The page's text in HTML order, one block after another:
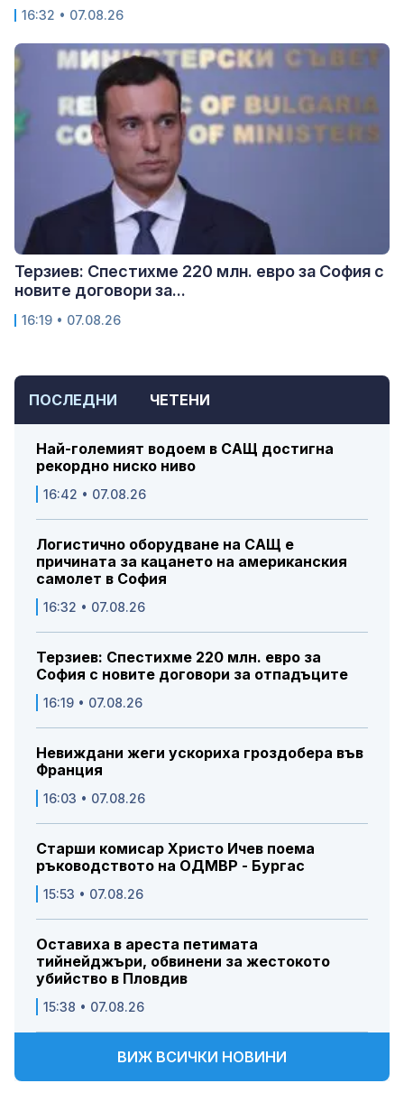
ПОСЛЕДНИ ЧЕТЕНИ
Най-големият водоем в САЩ достигна
рекордно ниско ниво
16:42 • 07.08.26
Логистично оборудване на САЩ е
причината за кацането на американския
самолет в София
16:32 • 07.08.26
Терзиев: Спестихме 220 млн. евро за
София с новите договори за отпадъците
16:19 • 07.08.26
Невиждани жеги ускориха гроздобера във
Франция
16:03 • 07.08.26
Старши комисар Христо Ичев поема
ръководството на ОДМВР - Бургас
15:53 • 07.08.26
Оставиха в ареста петимата
тийнейджъри, обвинени за жестокото
убийство в Пловдив
15:38 • 07.08.26
ВИЖ ВСИЧКИ НОВИНИ
16:32 • 07.08.26
Терзиев: Спестихме 220 млн. евро за София с
новите договори за...
16:19 • 07.08.26